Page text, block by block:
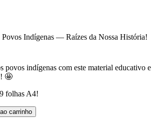
Indígenas — Raízes da Nossa História!
povos indígenas com este material educativo e
🤩
folhas A4!
carrinho